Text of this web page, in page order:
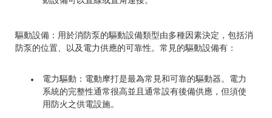
驅動設備：用於消防泵的驅動設備類型由多種因素決定，包括消
防泵的位置、以及電力供應的可靠性。常見的驅動設備有：
電力驅動：電動摩打是最為常見和可靠的驅動器。電力
系統的完整性通常很高並且通常設有後備供應，但須使
用防火之供電設施。